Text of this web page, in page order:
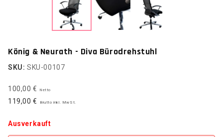
König & Neurath - Diva Bürodrehstuhl
SKU: SKU-00107
100,00 € Netto
119,00 € Brutto inkl. MwSt.
Ausverkauft